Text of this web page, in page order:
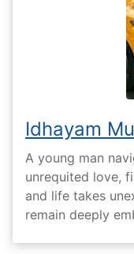
Idhayam
A young man
unrequited love,
and life takes
remain deeply